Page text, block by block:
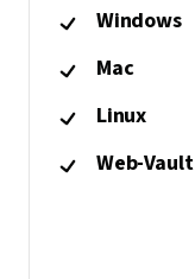
Windows
Mac
Linux
Web-Vault